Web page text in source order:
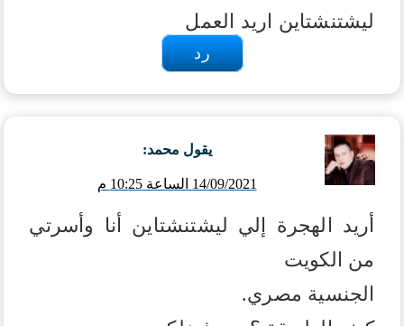
ليشتنشتاين اريد العمل
رد
يقول محمد:
14/09/2021 الساعة 10:25 م
أريد الهجرة إلي ليشتنشتاين أنا وأسرتي
من الكويت
الجنسية مصري.